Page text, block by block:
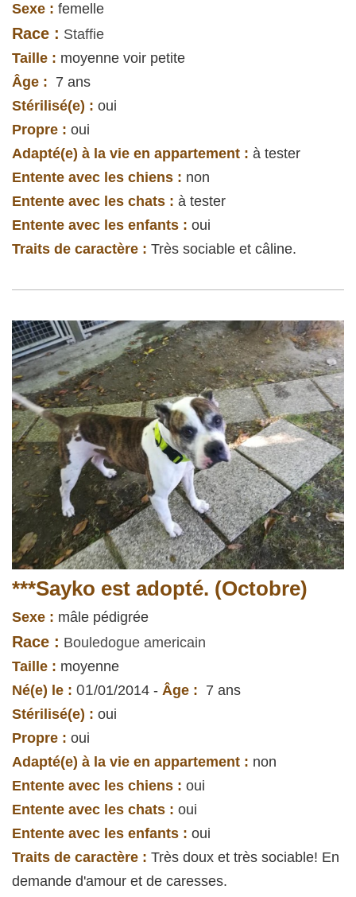
Sexe : femelle
Race : Staffie
Taille : moyenne voir petite
Âge : 7 ans
Stérilisé(e) : oui
Propre : oui
Adapté(e) à la vie en appartement : à tester
Entente avec les chiens : non
Entente avec les chats : à tester
Entente avec les enfants : oui
Traits de caractère : Très sociable et câline.
***Sayko est adopté. (Octobre)
Sexe : mâle pédigrée
Race : Bouledogue americain
Taille : moyenne
Né(e) le : 01/01/2014 - Âge : 7 ans
Stérilisé(e) : oui
Propre : oui
Adapté(e) à la vie en appartement : non
Entente avec les chiens : oui
Entente avec les chats : oui
Entente avec les enfants : oui
Traits de caractère : Très doux et très sociable! En
demande d'amour et de caresses.